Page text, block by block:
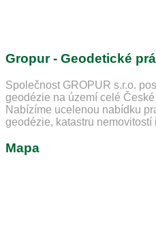
Gropur - Geodetické
Společnost GROPUR s.r.o.
geodézie na území celé
Nabízíme ucelenou nabídku
geodézie, katastru
Mapa